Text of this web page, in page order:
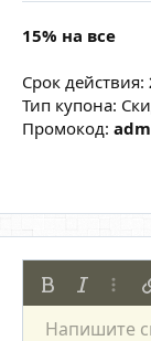
15% на все
Срок действия:
Тип купона:
Промокод:
ЖирныйКурсив
Размер шрифта
9
Цвет
СмайлыЦитата
Повторить
Напишите